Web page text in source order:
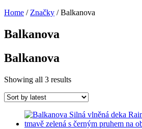
Home / Značky / Balkanova
Balkanova
Balkanova
Showing all 3 results